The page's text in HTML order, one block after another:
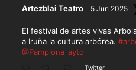
Artezblai Teatro 5 Jun 2025
El festival de artes vivas
a Iruña la cultura arbórea.
@Pamplona_ayto
Twitter